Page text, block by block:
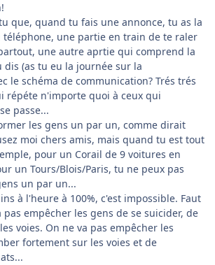
que, quand tu fais une annonce, tu as la
téléphone, une partie en train de te raler
une autre aprtie qui comprend la
dis (as tu eu la journée sur la
le schéma de communication? Trés trés
répéte n'importe quoi à ceux qui
passe...
les gens un par un, comme dirait
moi chers amis, mais quand tu est tout
pour un Corail de 9 voitures en
un Tours/Blois/Paris, tu ne peux pas
un par un...
à l'heure à 100%, c'est impossible. Faut
pas empêcher les gens de se suicider, de
voies. On ne va pas empêcher les
fortement sur les voies et de